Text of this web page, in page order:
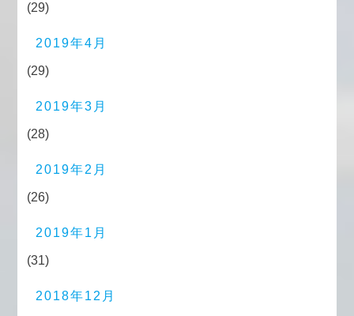
(29)
2019年4月
(29)
2019年3月
(28)
2019年2月
(26)
2019年1月
(31)
2018年12月